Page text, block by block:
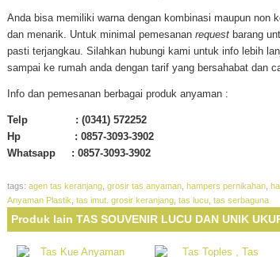
Anda bisa memiliki warna dengan kombinasi maupun
dan menarik. Untuk minimal pemesanan request barang
pasti terjangkau. Silahkan hubungi kami untuk info lebih
sampai ke rumah anda dengan tarif yang bersahabat dan
Info dan pemesanan berbagai produk anyaman :
Telp : (0341) 572252
Hp : 0857-3093-3902
Whatsapp : 0857-3093-3902
tags: agen tas keranjang grosir tas anyaman hampers pernikahan
Anyaman Plastik tas imut. grosir keranjang tas lucu tas serbaguna
Produk lain TAS SOUVENIR LUCU DAN UNIK